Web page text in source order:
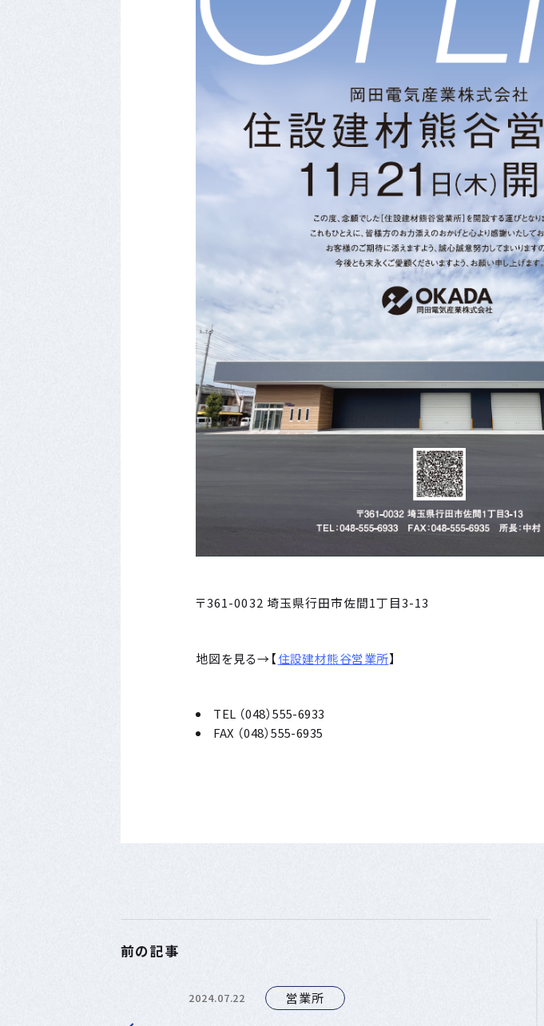
〒361-0032 埼玉県行田市佐間1丁目3-13
地図を見る→【住設建材熊谷営業所】
TEL （048）555-6933
FAX （048）555-6935
前の記事
2024.07.22 営業所